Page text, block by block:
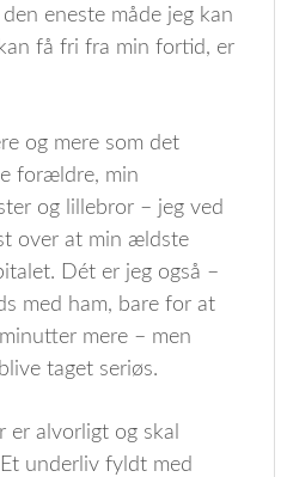
eneste måde jeg kan
få fri fra min fortid, er
og mere som det
forældre, min
og lillebror – jeg ved
over at min ældste
Dét er jeg også –
med ham, bare for at
mere – men
taget seriøs.
er alvorligt og skal
underliv fyldt med